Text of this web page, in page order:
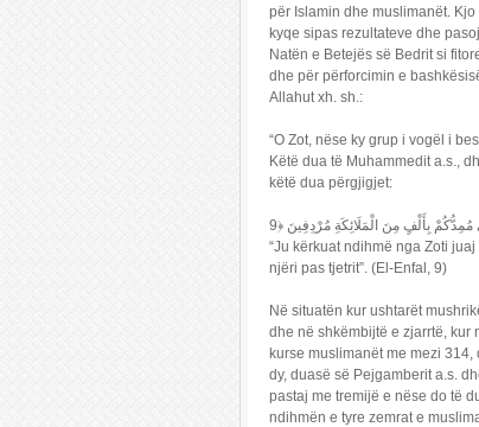
për Islamin dhe muslimanët.
kyqe sipas rezultateve dhe
Natën e Betejës së Bedrit si
dhe për përforcimin e
Allahut xh. sh.:
“O Zot, nëse ky grup i vogël i
Këtë dua të Muhammedit a.s.,
këtë dua përgjigjet:
“Ju kërkuat ndihmë nga Zoti
njëri pas tjetrit”. (El-Enfal, 9)
Në situatën kur ushtarët
dhe në shkëmbijtë e zjarrtë, kur
kurse muslimanët me mezi
dy, duasë së Pejgamberit a.s.
pastaj me tremijë e nëse do të
ndihmën e tyre zemrat e